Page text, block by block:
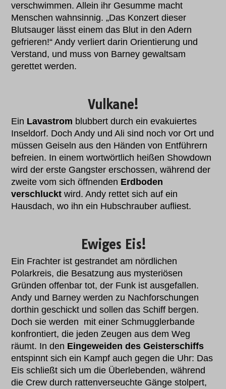
verschwimmen. Allein ihr Gesumme macht
Menschen wahnsinnig. „Das Konzert dieser
Blutsauger lässt einem das Blut in den Adern
gefrieren!“ Andy verliert darin Orientierung und
Verstand, und muss von Barney gewaltsam
gerettet werden.
Vulkane!
Ein Lavastrom blubbert durch ein evakuiertes
Inseldorf. Doch Andy und Ali sind noch vor Ort und
müssen Geiseln aus den Händen von Entführern
befreien. In einem wortwörtlich heißen Showdown
wird der erste Gangster erschossen, während der
zweite vom sich öffnenden Erdboden
verschluckt wird. Andy rettet sich auf ein
Hausdach, wo ihn ein Hubschrauber aufliest.
Ewiges Eis!
Ein Frachter ist gestrandet am nördlichen
Polarkreis, die Besatzung aus mysteriösen
Gründen offenbar tot, der Funk ist ausgefallen.
Andy und Barney werden zu Nachforschungen
dorthin geschickt und sollen das Schiff bergen.
Doch sie werden mit einer Schmugglerbande
konfrontiert, die jeden Zeugen aus dem Weg
räumt. In den Eingeweiden des Geisterschiffs
entspinnt sich ein Kampf auch gegen die Uhr: Das
Eis schließt sich um die Überlebenden, während
die Crew durch rattenverseuchte Gänge stolpert,